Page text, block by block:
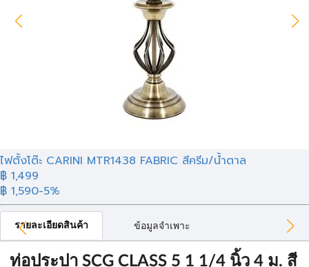
ไฟตั้งโต๊ะ CARINI MTR1438 FABRIC สีครีม/น้ำตาล
฿ 1,499
฿ 1,590-5%
รายละเอียดสินค้า ข้อมูลจำเพาะ
ท่อประปา SCG CLASS 5 1 1/4 นิ้ว 4 ม. สี